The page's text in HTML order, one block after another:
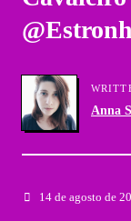
Anna
14 de agosto de